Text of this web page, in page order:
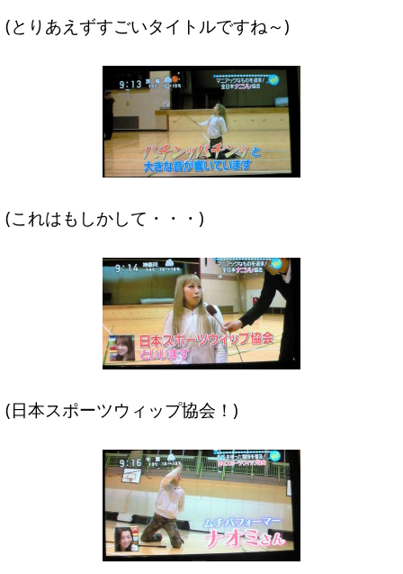
(とりあえずすごいタイトルですね～)
(これはもしかして・・・)
(日本スポーツウィップ協会！)